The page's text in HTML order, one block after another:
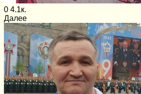
0 4.1к.
Далее